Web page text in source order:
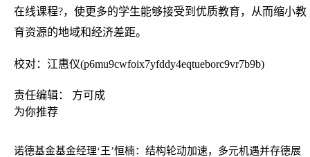
在线课程?，使更多的学生能够接受到优质教育，从而缩小教
育资源的地域和经济差距。
校对：江惠仪(p6mu9cwfoix7yfddy4eqtueborc9vr7b9b)
责任编辑： 方可成
为你推荐
诺德基金基金经理‘王’恒楠：结构轮动加速，多元机遇并存德展